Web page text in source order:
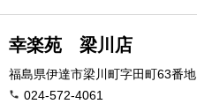
幸楽苑 梁川店
福島県伊達市梁川町字田町63番地
024-572-4061